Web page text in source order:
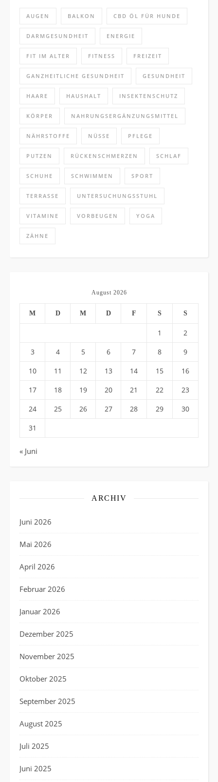
AUGEN BALKON CBD ÖL FÜR HUNDE
DARMGESUNDHEIT ENERGIE
FIT IM ALTER FITNESS FREIZEIT
GANZHEITLICHE GESUNDHEIT GESUNDHEIT
HAARE HAUSHALT INSEKTENSCHUTZ
KÖRPER NAHRUNGSERGÄNZUNGSMITTEL
NÄHRSTOFFE NÜSSE PFLEGE
PUTZEN RÜCKENSCHMERZEN SCHLAF
SCHUHE SCHWIMMEN SPORT
TERRASSE UNTERSUCHUNGSSTUHL
VITAMINE VORBEUGEN YOGA
ZÄHNE
August 2026
M D M D F S S
1 2
3 4 5 6 7 8 9
10 11 12 13 14 15 16
17 18 19 20 21 22 23
24 25 26 27 28 29 30
31
« Juni
ARCHIV
Juni 2026
Mai 2026
April 2026
Februar 2026
Januar 2026
Dezember 2025
November 2025
Oktober 2025
September 2025
August 2025
Juli 2025
Juni 2025